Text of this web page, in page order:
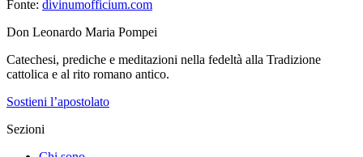
Fonte: divinumofficium.com
Don Leonardo Maria Pompei
Catechesi, prediche e meditazioni nella fedeltà alla Tradizione
cattolica e al rito romano antico.
Sostieni l’apostolato
Sezioni